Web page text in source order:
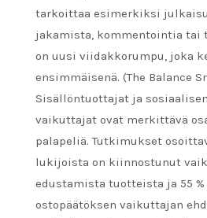
tarkoittaa esimerkiksi
jakamista, kommentointia tai
on uusi viidakkorumpu, joka
ensimmäisenä. (The Balance
Sisällöntuottajat ja
vaikuttajat ovat merkittävä
palapeliä. Tutkimukset
lukijoista on kiinnostunut
edustamista tuotteista ja 55 %
ostopäätöksen vaikuttajan